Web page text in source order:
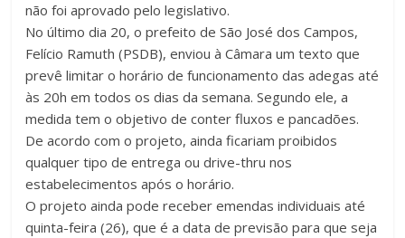
não foi aprovado pelo legislativo.
No último dia 20, o prefeito de São José dos Campos,
Felício Ramuth (PSDB), enviou à Câmara um texto que
prevê limitar o horário de funcionamento das adegas até
às 20h em todos os dias da semana. Segundo ele, a
medida tem o objetivo de conter fluxos e pancadões.
De acordo com o projeto, ainda ficariam proibidos
qualquer tipo de entrega ou drive-thru nos
estabelecimentos após o horário.
O projeto ainda pode receber emendas individuais até
quinta-feira (26), que é a data de previsão para que seja